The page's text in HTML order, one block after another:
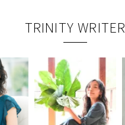
TRINITY WRITER